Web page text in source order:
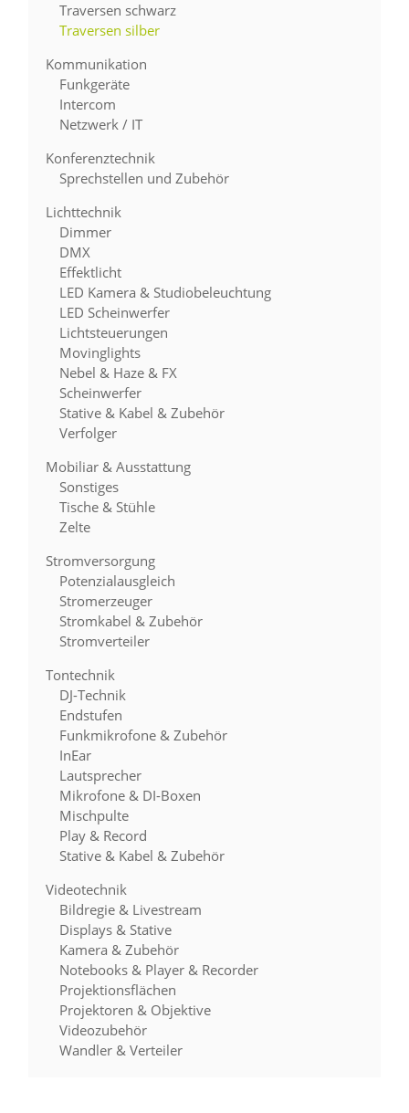
Traversen schwarz
Traversen silber
Kommunikation
Funkgeräte
Intercom
Netzwerk / IT
Konferenztechnik
Sprechstellen und Zubehör
Lichttechnik
Dimmer
DMX
Effektlicht
LED Kamera & Studiobeleuchtung
LED Scheinwerfer
Lichtsteuerungen
Movinglights
Nebel & Haze & FX
Scheinwerfer
Stative & Kabel & Zubehör
Verfolger
Mobiliar & Ausstattung
Sonstiges
Tische & Stühle
Zelte
Stromversorgung
Potenzialausgleich
Stromerzeuger
Stromkabel & Zubehör
Stromverteiler
Tontechnik
DJ-Technik
Endstufen
Funkmikrofone & Zubehör
InEar
Lautsprecher
Mikrofone & DI-Boxen
Mischpulte
Play & Record
Stative & Kabel & Zubehör
Videotechnik
Bildregie & Livestream
Displays & Stative
Kamera & Zubehör
Notebooks & Player & Recorder
Projektionsflächen
Projektoren & Objektive
Videozubehör
Wandler & Verteiler